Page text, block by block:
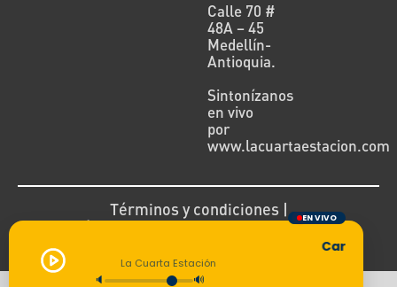
EN VIVO
Cargando
La Cuarta Estación
🔈 🔊
Calle 70 #
48A – 45
Medellín-
Antioquia.
Sintonízanos
en vivo
por
www.lacuartaestacion.com
Términos y condiciones |
Política de devoluciones y reembolsos